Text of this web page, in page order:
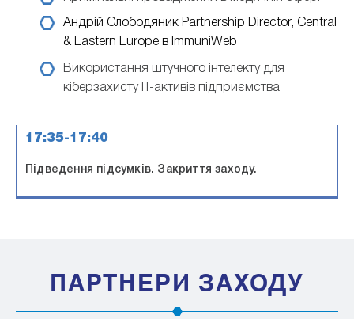
Андрій Слободяник Partnership Director, Central
& Eastern Europe в ImmuniWeb
Використання штучного інтелекту для
кіберзахисту ІТ-активів підприємства
17:35-17:40
Підведення підсумків. Закриття заходу.
ПАРТНЕРИ ЗАХОДУ